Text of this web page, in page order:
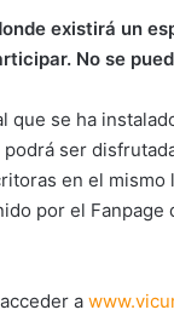
existirá un
No se
se ha
ser
en el mismo
por el
a